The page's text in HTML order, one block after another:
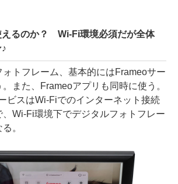
えるのか？ Wi-Fi環境必須だが全体
トフレーム、基本的にはFrameoサー
また、Frameoアプリも同時に使う。
ビスはWi-Fiでのインターネット接続
Wi-Fi環境下でデジタルフォトフレー
。